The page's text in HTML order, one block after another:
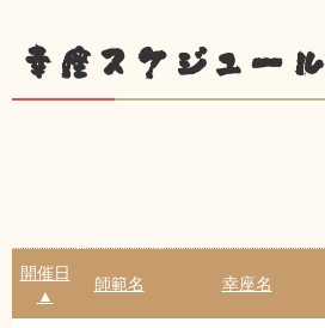
幸座スケジュール
開催日
▲
師範名 幸座名